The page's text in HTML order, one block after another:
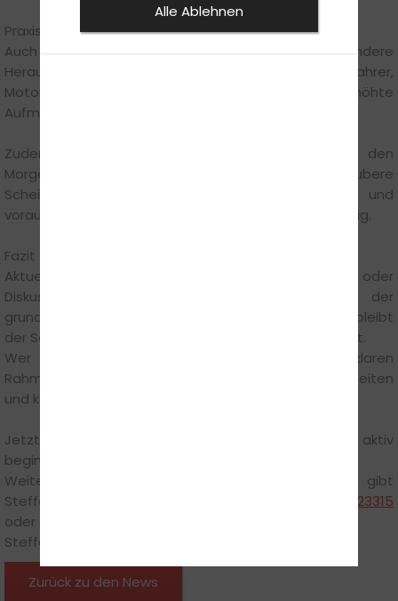
Praxis-Tipps für den Frühling
Auch in der Praxis bringt der Frühling besondere
Herausforderungen mit sich. Mehr Verkehr, viele Radfahrer,
Motorräder und E-Scooter erfordern erhöhte
Aufmerksamkeit.
Zudem kann die tief stehende Sonne gerade in den
Morgen- und Abendstunden stark blenden. Saubere
Scheiben, angepasste Geschwindigkeit und
vorausschauendes Fahren sind jetzt besonders wichtig.
Fazit
Aktuelle Entwicklungen wie steigende Spritpreise oder
Diskussionen über Reformen ändern nichts an der
grundlegenden Situation: Eine gute Fahrausbildung bleibt
der Schlüssel zu sicherer und selbstständiger Mobilität.
Wer jetzt startet, profitiert von klaren
Rahmenbedingungen, vermeidet unnötige Wartezeiten
und kommt seinem Ziel schneller näher.
Jetzt anmelden und den Weg zur Fahrerlaubnis aktiv
beginnen.
Weitere Informationen und persönliche Beratung gibt
Steffen Münchgesang gerne telefonisch unter
0523123315
oder direkt vor Ort in der Fahrschule:
Steffens Fahrschule, Lemgoer Str. 53, 32756 Detmold
Zurück zu den News
Alle Ablehnen